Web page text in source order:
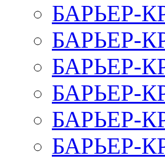
БАРЬЕР-
БАРЬЕР-
БАРЬЕР-
БАРЬЕР-
БАРЬЕР-
БАРЬЕР-